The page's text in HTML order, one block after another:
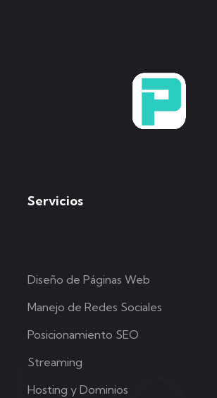
Servicios
Diseño de Páginas Web
Manejo de Redes Sociales
Posicionamiento SEO
Streaming
Hosting y Dominios